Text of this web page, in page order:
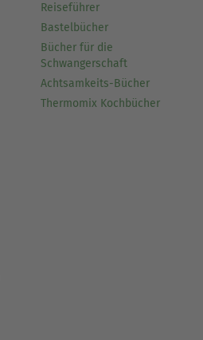
Reiseführer
Bastelbücher
Bücher für die
Schwangerschaft
Achtsamkeits-Bücher
Thermomix Kochbücher